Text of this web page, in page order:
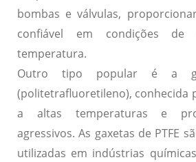
bombas e válvulas,
confiável em condições
temperatura.
Outro tipo popular é a
(politetrafluoretileno), conhecida
a altas temperaturas e
agressivos. As gaxetas de PTFE
utilizadas em indústrias